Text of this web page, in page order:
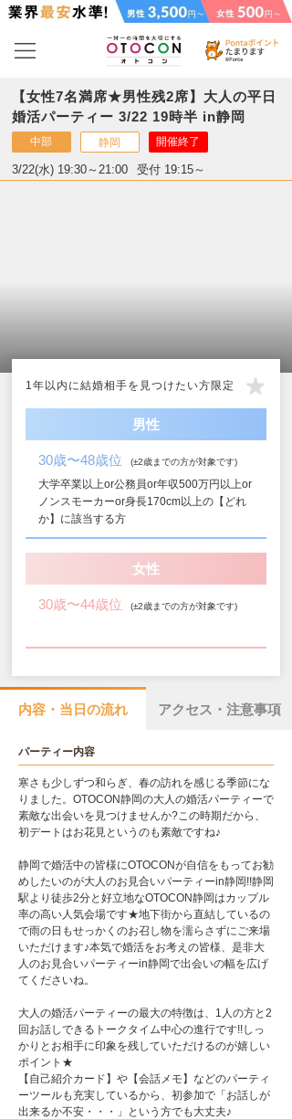
【女性7名満席★男性残2席】大人の平日
婚活パーティー 3/22 19時半 in静岡
中部 静岡 開催終了
3/22(水) 19:30～21:00 受付 19:15～
1年以内に結婚相手を見つけたい方限定
男性
30歳〜48歳位 (±2歳までの方が対象です)
大学卒業以上or公務員or年収500万円以上or
ノンスモーカーor身長170cm以上の【どれ
か】に該当する方
女性
30歳〜44歳位 (±2歳までの方が対象です)
内容・当日の流れ アクセス・注意事項
パーティー内容
寒さも少しずつ和らぎ、春の訪れを感じる季節にな
りました。OTOCON静岡の大人の婚活パーティーで
素敵な出会いを見つけませんか?この時期だから、
初デートはお花見というのも素敵ですね♪
静岡で婚活中の皆様にOTOCONが自信をもってお勧
めしたいのが大人のお見合いパーティーin静岡!!静岡
駅より徒歩2分と好立地なOTOCON静岡はカップル
率の高い人気会場です★地下街から直結しているの
で雨の日もせっかくのお召し物を濡らさずにご来場
いただけます♪本気で婚活をお考えの皆様、是非大
人のお見合いパーティーin静岡で出会いの幅を広げ
てくださいね。
大人の婚活パーティーの最大の特徴は、1人の方と2
回お話しできるトークタイム中心の進行です!!しっ
かりとお相手に印象を残していただけるのが嬉しい
ポイント★
【自己紹介カード】や【会話メモ】などのパーティ
ーツールも充実しているから、初参加で「お話しが
出来るか不安・・・」という方でも大丈夫♪